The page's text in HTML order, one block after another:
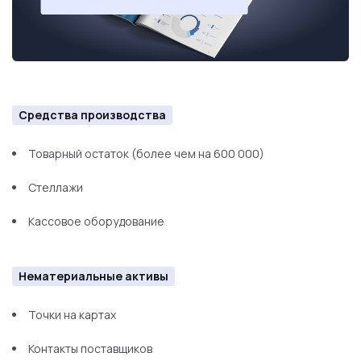
Средства производства
Товарный остаток (более чем на 600 000)
Стеллажи
Кассовое оборудование
Нематериальные активы
Точки на картах
Контакты поставщиков